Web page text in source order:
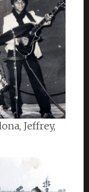
Jeffrey,